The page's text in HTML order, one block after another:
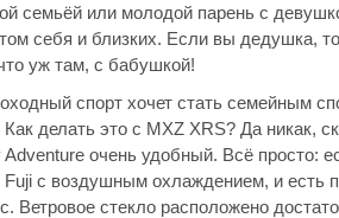
семьёй или молодой парень с
себя и близких. Если вы дедушка,
уж там, с бабушкой!
спорт хочет стать семейным
делать это с MXZ XRS? Да никак,
Adventure очень удобный. Всё просто:
с воздушным охлаждением, и есть
Ветровое стекло расположено